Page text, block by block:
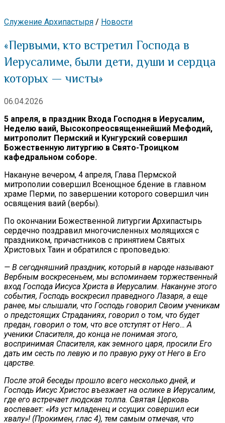
Служение Архипастыря / Новости
«Первыми, кто встретил Господа в
Иерусалиме, были дети, души и сердца
которых — чисты»
06.04.2026
5 апреля, в праздник Входа Господня в Иерусалим,
Неделю ваий, Высокопреосвященнейший Мефодий,
митрополит Пермский и Кунгурский совершил
Божественную литургию в Свято-Троицком
кафедральном соборе.
Накануне вечером, 4 апреля, Глава Пермской
митрополии совершил Всенощное бдение в главном
храме Перми, по завершении которого совершил чин
освящения ваий (вербы).
По окончании Божественной литургии Архипастырь
сердечно поздравил многочисленных молящихся с
праздником, причастников с принятием Святых
Христовых Таин и обратился с проповедью:
— В сегодняшний праздник, который в народе называют
Вербным воскресеньем, мы вспоминаем торжественный
вход Господа Иисуса Христа в Иерусалим. Накануне этого
события, Господь воскресил праведного Лазаря, а еще
ранее, мы слышали, что Господь говорил Своим ученикам
о предстоящих Страданиях, говорил о том, что будет
предан, говорил о том, что все отступят от Него… А
ученики Спасителя, до конца не понимая этого,
воспринимая Спасителя, как земного царя, просили Его
дать им сесть по левую и по правую руку от Него в Его
царстве.
После этой беседы прошло всего несколько дней, и
Господь Иисус Христос въезжает на ослике в Иерусалим,
где его встречает людская толпа. Святая Церковь
воспевает: «Из уст младенец и ссущих совершил еси
хвалу»! (Прокимен, глас 4), тем самым отмечая, что